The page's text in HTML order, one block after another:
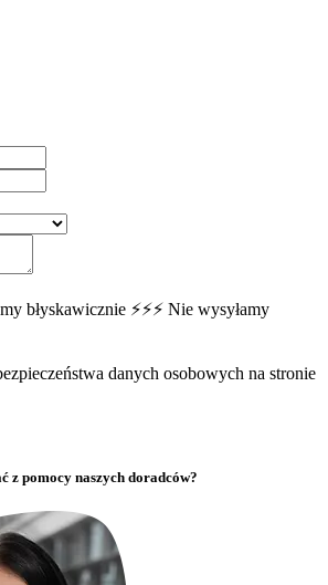
błyskawicznie ⚡⚡⚡ Nie wysyłamy
danych osobowych na stronie
z pomocy naszych doradców?